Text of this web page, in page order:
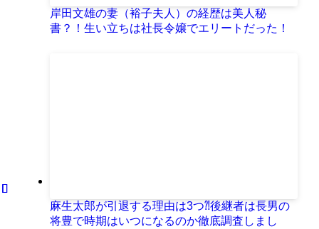
岸田文雄の妻（裕子夫人）の経歴は美人秘
書？！生い立ちは社長令嬢でエリートだった！
麻生太郎が引退する理由は3つ⁈後継者は長男の
将豊で時期はいつになるのか徹底調査しまし